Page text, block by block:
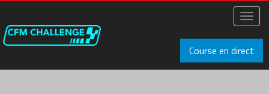
Aller
principal
Course en direct